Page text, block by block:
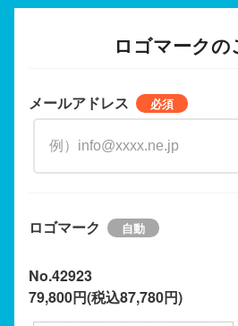
ロゴマークの
メールアドレス
ロゴマーク
No.42923
79,800円(税込87,780円)